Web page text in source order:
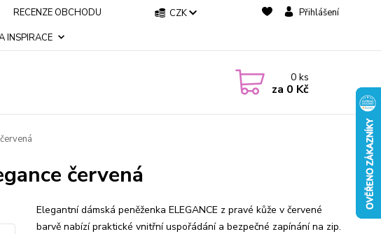
RECENZE OBCHODU
INSPIRACE
CZK Přihlášení
0ks
za 0 Kč
červená
Elegantní dámská peněženka ELEGANCE z pravé kůže v červené
barvě nabízí praktické vnitřní uspořádání a bezpečné zapínání na zip.